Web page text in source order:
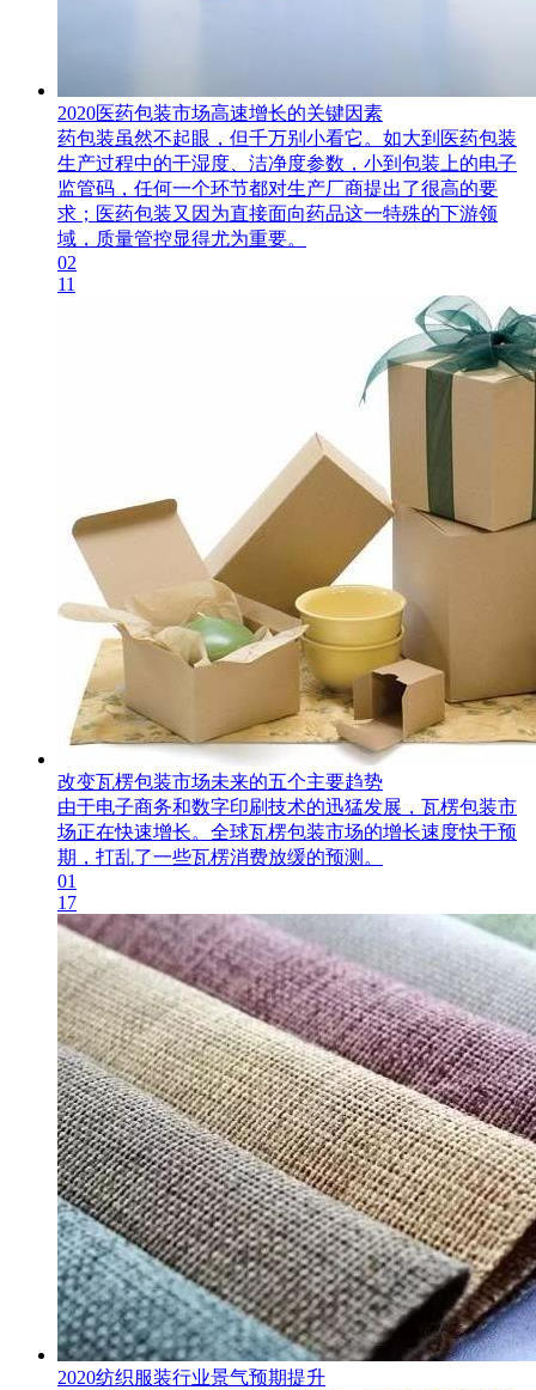
2020医药包装市场高速增长的关键因素
药包装虽然不起眼，但千万别小看它。如大到医药包装
生产过程中的干湿度、洁净度参数，小到包装上的电子
监管码，任何一个环节都对生产厂商提出了很高的要
求；医药包装又因为直接面向药品这一特殊的下游领
域，质量管控显得尤为重要。
02
11
改变瓦楞包装市场未来的五个主要趋势
由于电子商务和数字印刷技术的迅猛发展，瓦楞包装市
场正在快速增长。全球瓦楞包装市场的增长速度快于预
期，打乱了一些瓦楞消费放缓的预测。
01
17
2020纺织服装行业景气预期提升